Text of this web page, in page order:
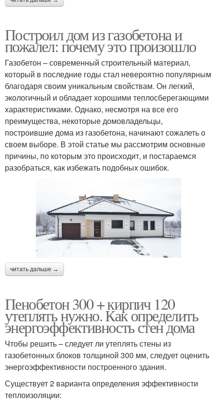
Построил дом из газобетона и
пожалел: почему это произошло
Газобетон – современный строительный материал,
который в последние годы стал невероятно популярным
благодаря своим уникальным свойствам. Он легкий,
экологичный и обладает хорошими теплосберегающими
характеристиками. Однако, несмотря на все его
преимущества, некоторые домовладельцы,
построившие дома из газобетона, начинают сожалеть о
своем выборе. В этой статье мы рассмотрим основные
причины, по которым это происходит, и постараемся
разобраться, как избежать подобных ошибок.
читать дальше →
Пенобетон 300 + кирпич 120
утеплять нужно. Как определить
энергоэффективность стен дома
Чтобы решить – следует ли утеплять стены из
газобетонных блоков толщиной 300 мм, следует оценить
энергоэффективности построенного здания.
Существует 2 варианта определения эффективности
теплоизоляции: